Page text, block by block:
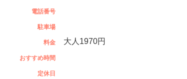
電話番号
駐車場
料金 大人1970円
おすすめ時間
定休日